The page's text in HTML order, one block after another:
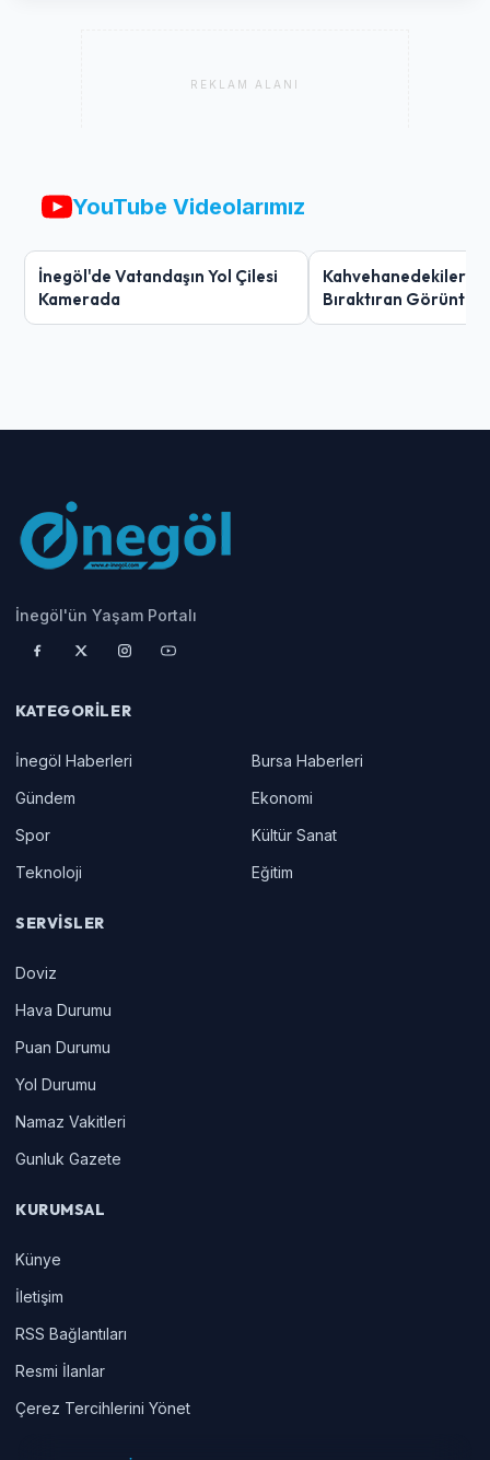
REKLAM ALANI
YouTube Videolarımız
İnegöl'de Vatandaşın Yol Çilesi
Kamerada
Kahvehanedekiler
Bıraktıran Görüntü!
İnegöl'ün Yaşam Portalı
KATEGORILER
İnegöl Haberleri
Bursa Haberleri
Gündem
Ekonomi
Spor
Kültür Sanat
Teknoloji
Eğitim
SERVISLER
Doviz
Hava Durumu
Puan Durumu
Yol Durumu
Namaz Vakitleri
Gunluk Gazete
KURUMSAL
Künye
İletişim
RSS Bağlantıları
Resmi İlanlar
Çerez Tercihlerini Yönet